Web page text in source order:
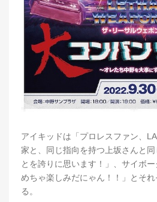
アイキッドは「プロレスファン、
家と、同じ指向を持つ上坂さんと
とを誇りに思います！」、サイボ
めちゃ楽しみだにゃん！！」とそ
る。